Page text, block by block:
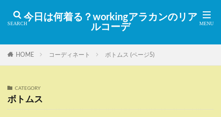
今日は何着る？workingアラカンのリア
ルコーデ
HOME コーディネート ボトムス (ページ5)
CATEGORY
ボトムス